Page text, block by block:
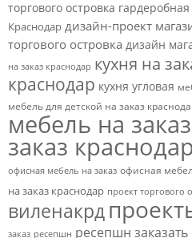
торгового островка гардеробная
Краснодар дизайн-проект
торгового островка дизайн
на заказ краснодар кухня на
краснодар кухня угловая
мебель для детской на заказ
мебель на заказ
заказ краснодар
офисная мебель на заказ офисная
на заказ краснодар проект торгового
виленакрд
заказ ресепшн ресепшн